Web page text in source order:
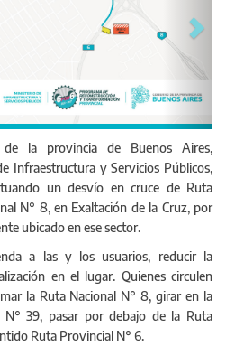
la provincia de Buenos Aires,
Infraestructura y Servicios Públicos,
un desvío en cruce de Ruta
N° 8, en Exaltación de la Cruz, por
ubicado en ese sector.
a las y los usuarios, reducir la
en el lugar. Quienes circulen
la Ruta Nacional N° 8, girar en la
39, pasar por debajo de la Ruta
Ruta Provincial N° 6.